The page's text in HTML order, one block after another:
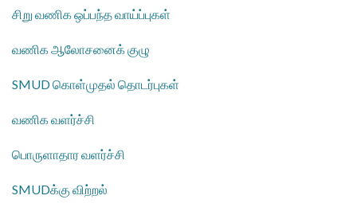
சிறு வணிக ஒப்பந்த வாய்ப்புகள்
​வணிக ஆலோசனைக் குழு
​SMUD கொள்முதல் தொடர்புகள்
வணிக வளர்ச்சி
​பொருளாதார வளர்ச்சி
​SMUDக்கு விற்றல்